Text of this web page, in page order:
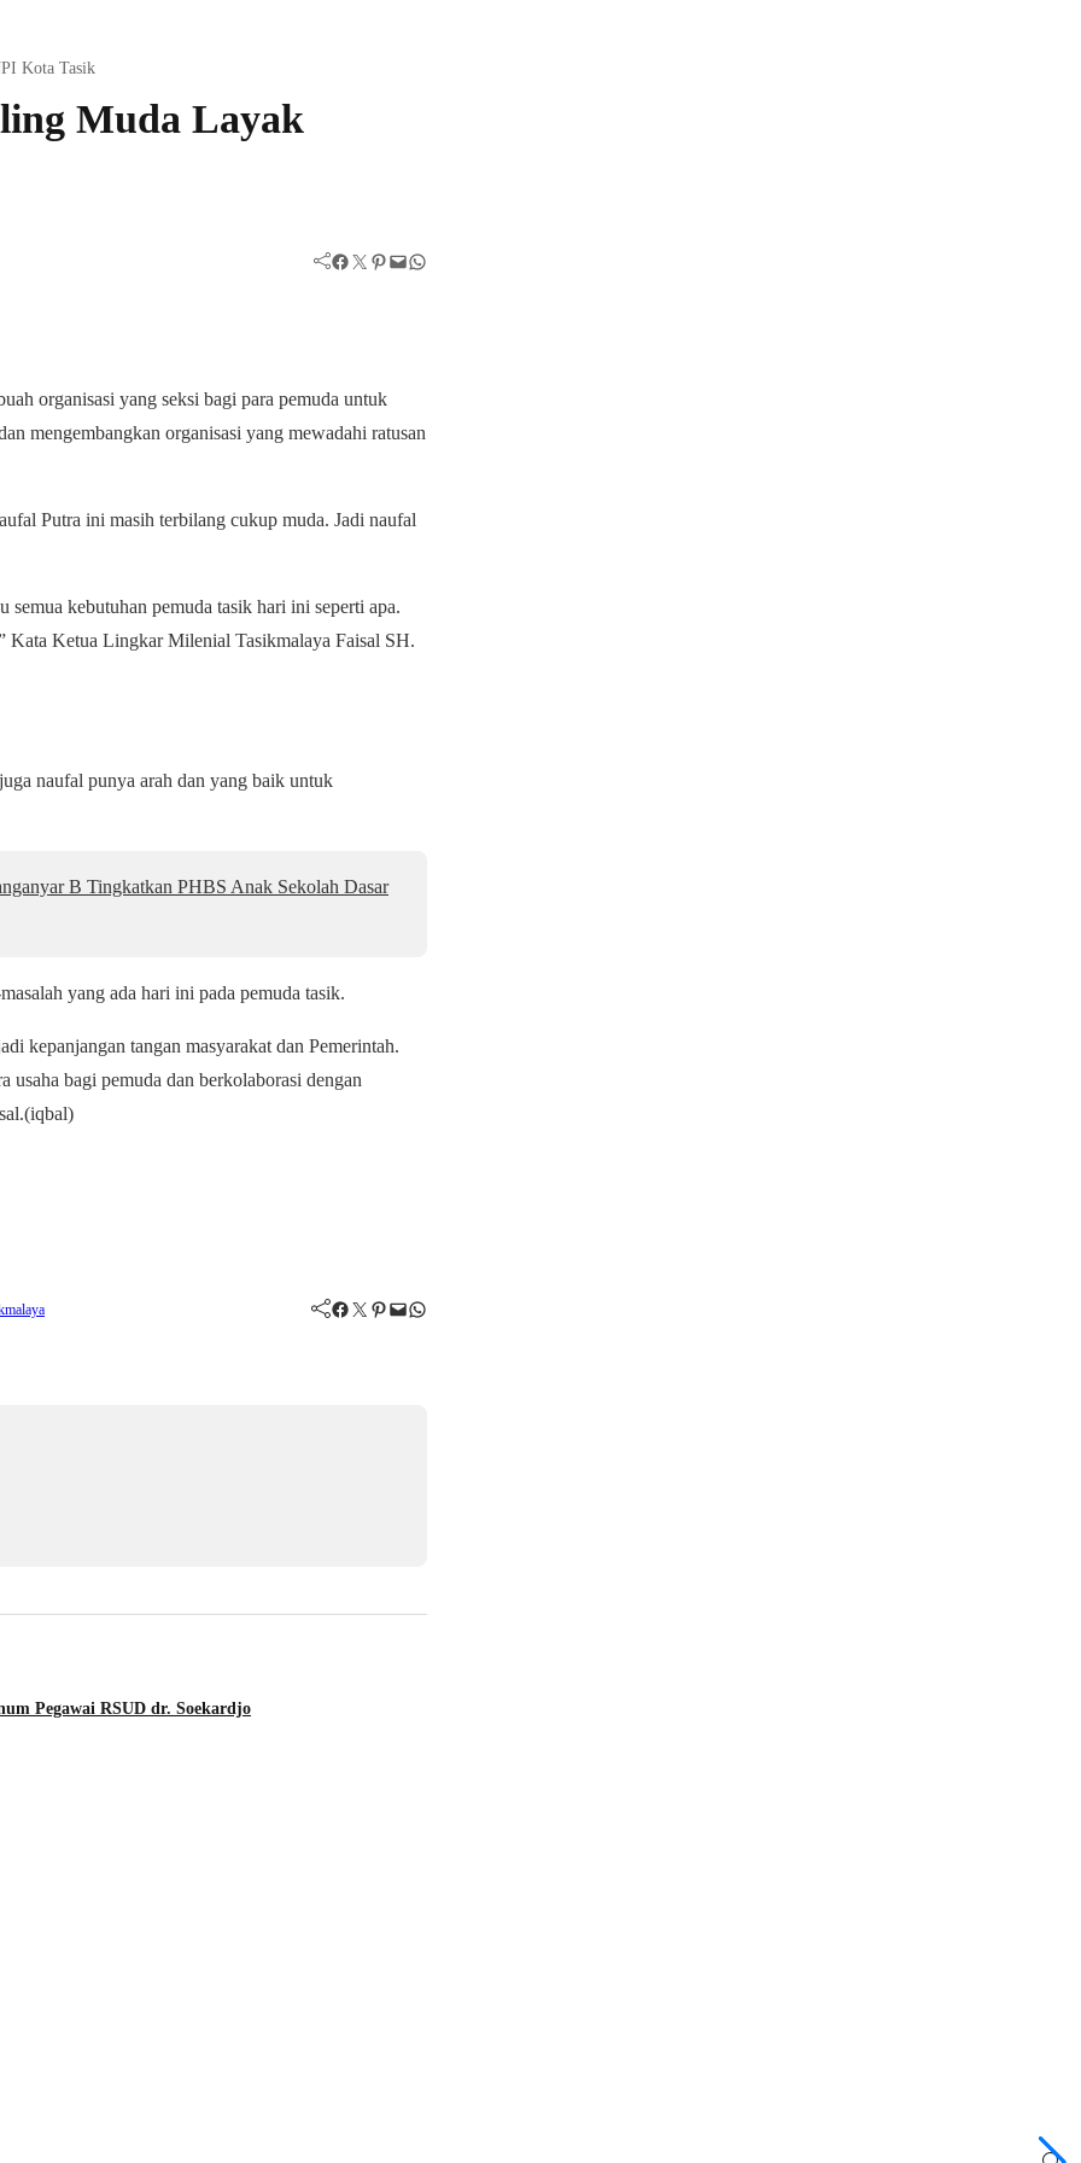
Kota Tasik
Muda Layak
Facebook Twitter Pinterest Mail WhatsApp
organisasi yang seksi bagi para pemuda untuk
mengembangkan organisasi yang mewadahi ratusan
Putra ini masih terbilang cukup muda. Jadi naufal
kebutuhan pemuda tasik hari ini seperti apa.
Kata Ketua Lingkar Milenial Tasikmalaya Faisal SH.
naufal punya arah dan yang baik untuk
B Tingkatkan PHBS Anak Sekolah Dasar
yang ada hari ini pada pemuda tasik.
kepanjangan tangan masyarakat dan Pemerintah.
bagi pemuda dan berkolaborasi dengan
Facebook Twitter Pinterest Mail WhatsApp
Pegawai RSUD dr. Soekardjo